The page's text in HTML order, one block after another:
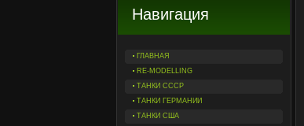
Навигация
ГЛАВНАЯ
RE-MODELLING
ТАНКИ СССР
ТАНКИ ГЕРМАНИИ
ТАНКИ США